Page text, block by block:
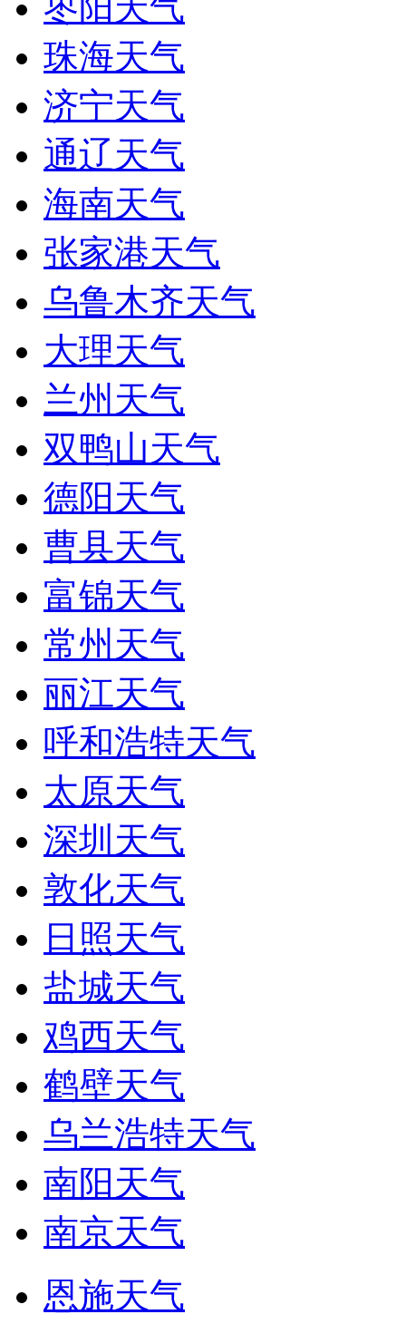
珠海天气
济宁天气
通辽天气
海南天气
张家港天气
乌鲁木齐天气
大理天气
兰州天气
双鸭山天气
德阳天气
曹县天气
富锦天气
常州天气
丽江天气
呼和浩特天气
太原天气
深圳天气
敦化天气
日照天气
盐城天气
鸡西天气
鹤壁天气
乌兰浩特天气
南阳天气
南京天气
恩施天气